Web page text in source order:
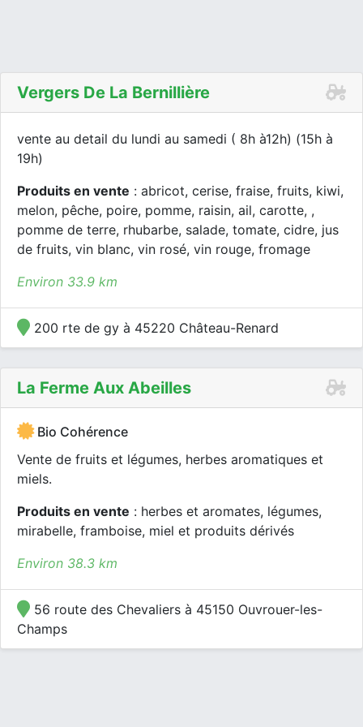
Vergers De La Bernillière
vente au detail du lundi au samedi ( 8h à12h) (15h à
19h)
Produits en vente : abricot, cerise, fraise, fruits, kiwi,
melon, pêche, poire, pomme, raisin, ail, carotte, ,
pomme de terre, rhubarbe, salade, tomate, cidre, jus
de fruits, vin blanc, vin rosé, vin rouge, fromage
Environ 33.9 km
200 rte de gy à 45220 Château-Renard
La Ferme Aux Abeilles
Bio Cohérence
Vente de fruits et légumes, herbes aromatiques et
miels.
Produits en vente : herbes et aromates, légumes,
mirabelle, framboise, miel et produits dérivés
Environ 38.3 km
56 route des Chevaliers à 45150 Ouvrouer-les-
Champs